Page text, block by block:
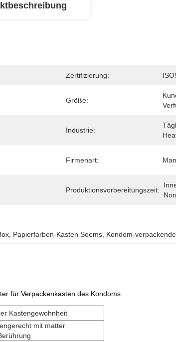
Zertifizierung:
Größe:
Industrie:
Firmenart:
Produktionsvorbereitungszeit:
Papierfarben-Kasten Soems Kondom-
für Verpackenkasten des Kondoms
Kastengewohnheit
mit matter